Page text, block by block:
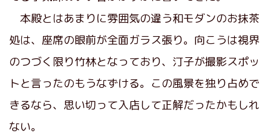
本殿とはあまりに雰囲気の違う和モダンのお抹茶
処は、座席の眼前が全面ガラス張り。向こうは視界
のつづく限り竹林となっており、汀子が撮影スポッ
トと言ったのもうなずける。この風景を独り占めで
きるなら、思い切って入店して正解だったかもしれ
ない。